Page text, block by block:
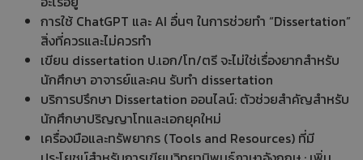
การใช้ ChatGPT และ AI อื่นๆ ในการช่วยทำ “Dissertation”
สิ่งที่ควรและไม่ควรทำ
เขียน dissertation ป.เอก/โท/ตรี จะไม่ใช่เรื่องยากสำหรับ
นักศึกษา อาจารย์และคน รับทำ dissertation
บริการปรึกษา Dissertation ออนไลน์: ตัวช่วยสำคัญสำหรับ
นักศึกษาปริญญาโทและเอกยุคใหม่
เครื่องมือและทรัพยากร (Tools and Resources) ที่มี